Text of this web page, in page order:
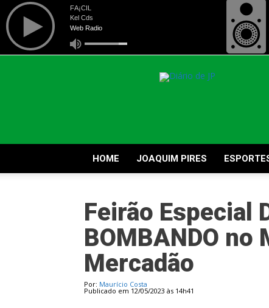
HOME JOAQUIM PIRES
Feirão Especial
BOMBANDO no
Mercadão
Por: Maurício Costa
Publicado em 12/05/2023 às 14h41